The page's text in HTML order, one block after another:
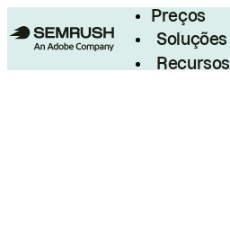
Preços
Soluções
Recursos